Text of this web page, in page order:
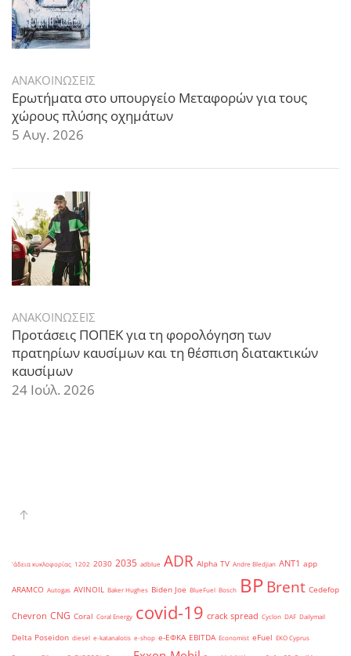
ΑΝΑΚΟΙΝΩΣΕΙΣ
Ερωτήματα στο υπουργείο Μεταφορών για τους
χώρους πλύσης οχημάτων
5 Αυγ. 2026
ΑΝΑΚΟΙΝΩΣΕΙΣ
Προτάσεις ΠΟΠΕΚ για τη φορολόγηση των
πρατηρίων καυσίμων και τη θέσπιση διατακτικών
καυσίμων
24 Ιούλ. 2026
'άδεια κυκλοφορίας 1202 2030 2035 adblue ADR Alpha TV Andre Bledjian ANT1 app
ARAMCO Autogas AVINOIL Baker Hughes Biden Joe BlueFuel Bosch BPBrent Cedefop
Chevron CNG Coral Coral Energy covid-19 crack spread Cyclon DAF Dailymail
Delta Poseidon diesel e-katanalotis e-shop e-ΕΦΚΑ EBITDA Economist eFuel EKO Cyprus